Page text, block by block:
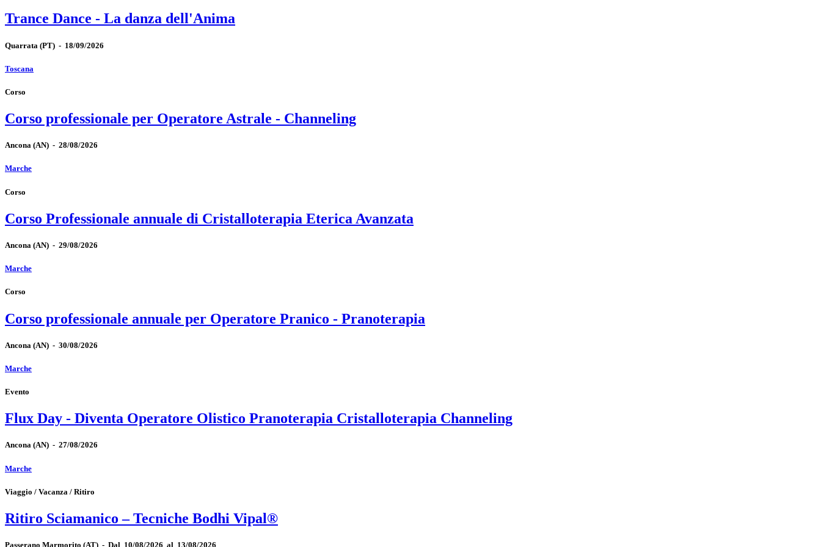
Trance Dance - La danza dell'Anima
Quarrata (PT) - 18/09/2026
Toscana
Corso
Corso professionale per Operatore Astrale - Channeling
Ancona (AN) - 28/08/2026
Marche
Corso
Corso Professionale annuale di Cristalloterapia Eterica Avanzata
Ancona (AN) - 29/08/2026
Marche
Corso
Corso professionale annuale per Operatore Pranico - Pranoterapia
Ancona (AN) - 30/08/2026
Marche
Evento
Flux Day - Diventa Operatore Olistico Pranoterapia Cristalloterapia Channeling
Ancona (AN) - 27/08/2026
Marche
Viaggio / Vacanza / Ritiro
Ritiro Sciamanico – Tecniche Bodhi Vipal®
Passerano Marmorito (AT) - Dal 10/08/2026 al 13/08/2026